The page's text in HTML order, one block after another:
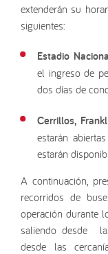
extenderán su
siguientes:
Estadio Naciona
el ingreso de
dos días de
Cerrillos,
estarán
estarán
A continuación,
recorridos de
operación durante
saliendo desde
desde las